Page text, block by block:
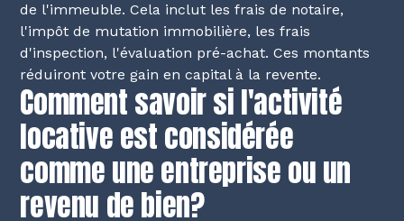
de l'immeuble. Cela inclut les frais de notaire,
l'impôt de mutation immobilière, les frais
d'inspection, l'évaluation pré-achat. Ces montants
réduiront votre gain en capital à la revente.
Comment savoir si l'activité
locative est considérée
comme une entreprise ou un
revenu de bien?